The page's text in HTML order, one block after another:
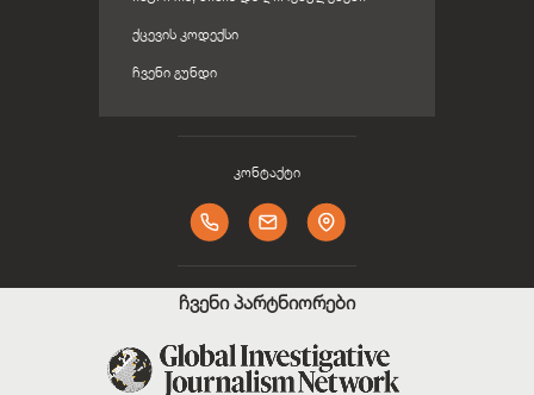
ᲥᲪᲔᲕᲘᲡ ᲙᲝᲓᲔᲥᲡᲘ
ᲩᲕᲔᲜᲘ ᲒᲣᲜᲓᲘ
კონტაქტი
ჩვენი პარტნიორები